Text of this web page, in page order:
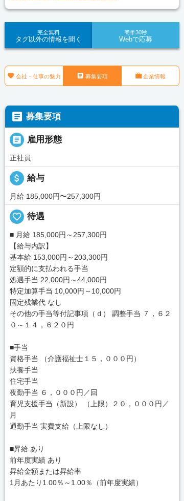
完全無料
タグ以外の情報を聞く
簡単30秒
Webで応募
 会社・仕事の魅力  募集要項 企業情報
 募集要項
 雇用形態
正社員
attach_money 給与
月給 185,000円〜257,300円
favorite_border 待遇
■ 月給 185,000円～257,300円
【給与内訳】
基本給 153,000円～203,300円
定額的に支払われる手当
処遇手当 22,000円～44,000円
特定加算手当 10,000円～10,000円
固定残業代 なし
その他の手当等付記事項（ｄ） 調整手当 ７，６２
０～１４，６２０円
■手当
資格手当 （介護福祉士１５，０００円）
扶養手当
住宅手当
夜勤手当 ６，０００円／回
育児支援手当（新設） （上限）２０，０００円／
月
通勤手当 実費支給（上限なし）
■昇給 あり
前年度実績 あり
昇給金額または昇給率
1月あたり1.00％～1.00％（前年度実績）